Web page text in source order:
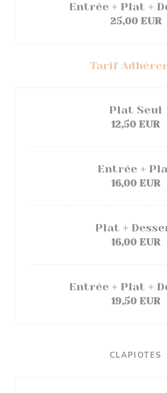
Entrée + Plat +
25,00 EUR
Tarif
Plat Seul
12,50 EUR
Entrée +
16,00 EUR
Plat +
16,00 EUR
Entrée + Plat +
19,50 EUR
CLAPIOTES